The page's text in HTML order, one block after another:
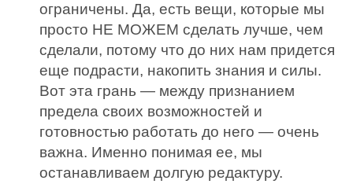
ограничены. Да, есть вещи, которые мы
просто НЕ МОЖЕМ сделать лучше, чем
сделали, потому что до них нам придется
еще подрасти, накопить знания и силы.
Вот эта грань — между признанием
предела своих возможностей и
готовностью работать до него — очень
важна. Именно понимая ее, мы
останавливаем долгую редактуру.